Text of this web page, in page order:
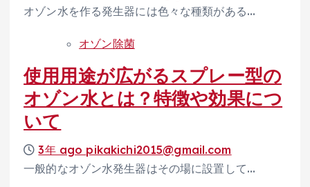
オゾン水を作る発生器には色々な種類がある…
オゾン除菌
使用用途が広がるスプレー型の
オゾン水とは？特徴や効果につ
いて
3年 ago pikakichi2015@gmail.com
一般的なオゾン水発生器はその場に設置して…